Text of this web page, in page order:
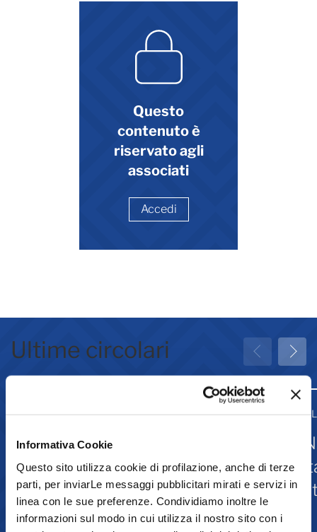
Informativa Cookie
Questo sito utilizza cookie di profilazione, anche di terze
parti, per inviarLe messaggi pubblicitari mirati e servizi in
linea con le sue preferenze. Condividiamo inoltre le
informazioni sul modo in cui utilizza il nostro sito con i
Questo
contenuto è
riservato agli
associati
Accedi
Ultime circolari
31 Luglio 2026
Greenwashing: attività
associative
31